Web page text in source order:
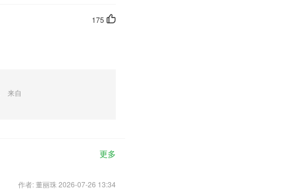
175
来自
更多
作者: 董丽珠 2026-07-26 13:34